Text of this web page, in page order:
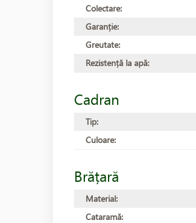
Colectare:
Garanție:
Greutate:
Rezistență la apă:
Cadran
Tip:
Culoare:
Brățară
Material:
Cataramă: